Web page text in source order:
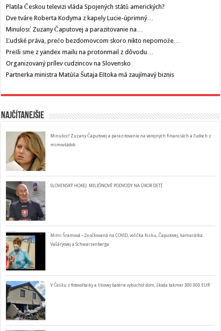
Platila Českou televizi vláda Spojených států amerických?
Dve tváre Roberta Kodyma z kapely Lucie-úprimný…
Minulosť Zuzany Čaputovej a parazitovanie na…
Ľudské práva, prečo bezdomovcom skoro nikto nepomože…
Prešli sme z yandex mailu na protonmail z dôvodu…
Organizovaný prílev cudzincov na Slovensko
Partnerka ministra Matúša Šutaja Eštoka má zaujímavý biznis
Najčítanejšie
Minulosť Zuzany Čaputovej a parazitovanie na verejných financiách a ľudoch z
mimovládok
SLOVENSKÝ HOKEJ: MILIÓNOVÉ PODVODY NA ÚKOR DETÍ
Mimi Šramová – 2x očkovaná na COVID, volička Kisku, Čaputovej, kamarátka
Vašáryovej a Schwarzenberga
V Česku z fotovoltaiky a lítiovej batérie vybuchol dom, škoda takmer 300 000 EUR